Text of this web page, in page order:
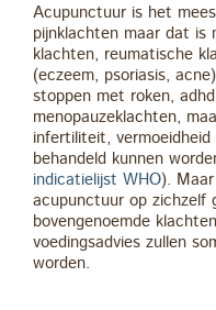
Acupunctuur is het
pijnklachten maar dat is
klachten, reumatische
(eczeem, psoriasis,
stoppen met roken,
menopauzeklachten,
infertiliteit,
behandeld kunnen
indicatielijst WHO).
acupunctuur op zichzelf
bovengenoemde
voedingsadvies zullen
worden.